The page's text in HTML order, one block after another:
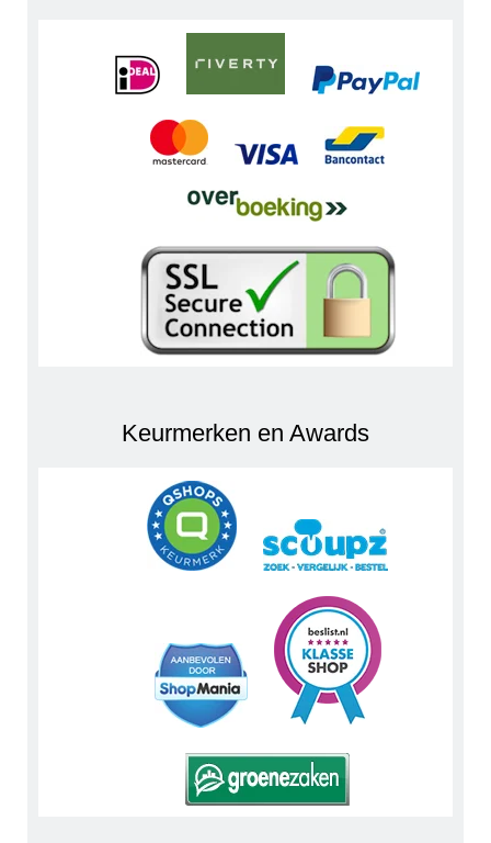
Keurmerken en Awards